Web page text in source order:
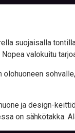
suojaisalla
valokuitu
ja design-
on